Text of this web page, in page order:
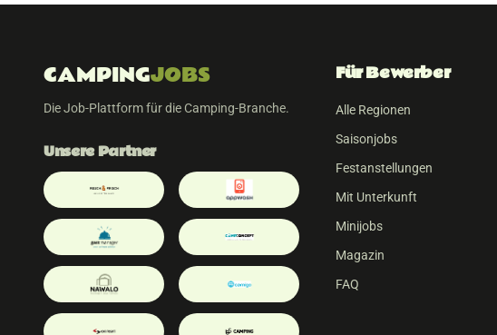
CAMPINGJOBS
Die Job-Plattform für die Camping-Branche.
Unsere Partner
Für Bewerber
Alle Regionen
Saisonjobs
Festanstellungen
Mit Unterkunft
Minijobs
Magazin
FAQ